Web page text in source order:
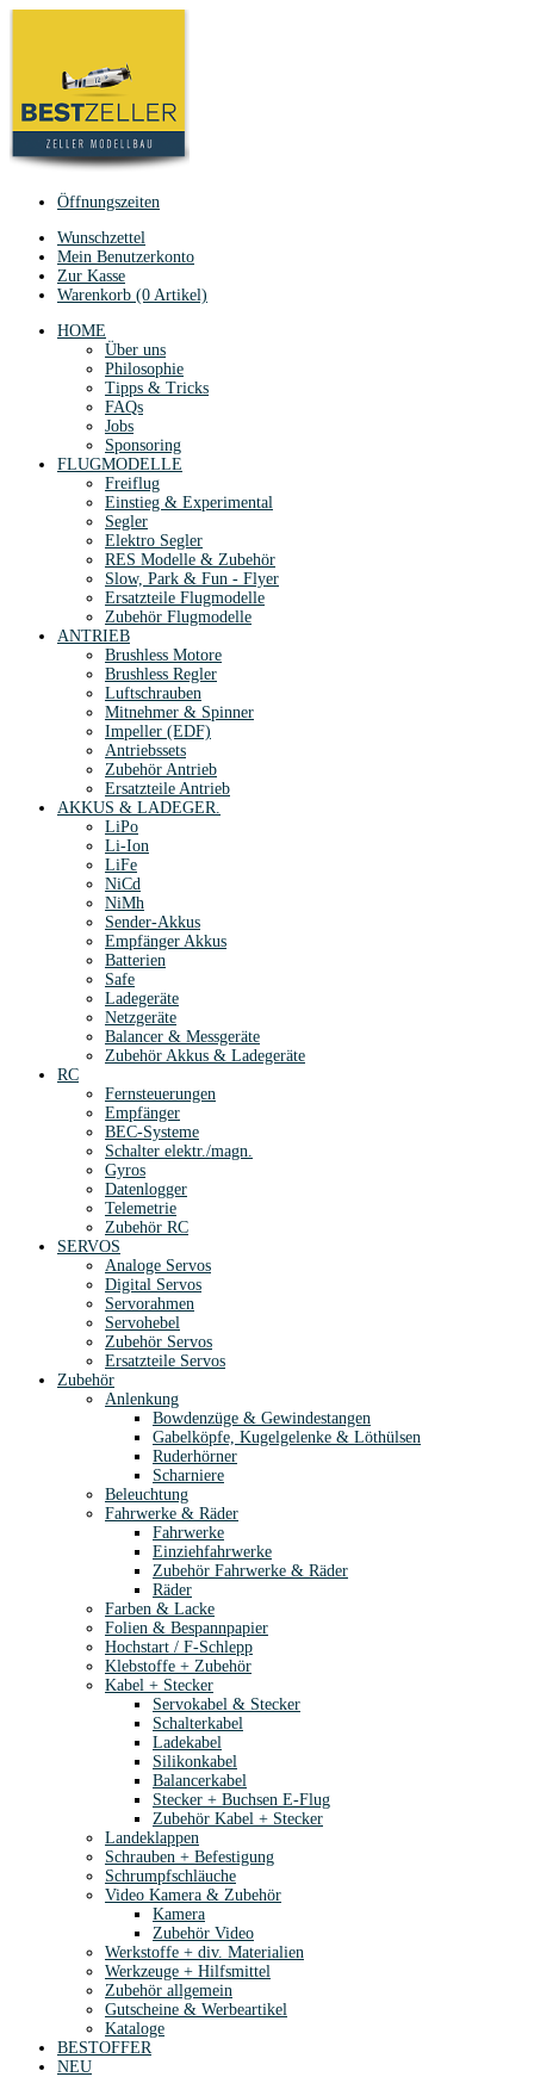
Öffnungszeiten
Wunschzettel
Mein Benutzerkonto
Zur Kasse
Warenkorb (0 Artikel)
HOME
Über uns
Philosophie
Tipps & Tricks
FAQs
Jobs
Sponsoring
FLUGMODELLE
Freiflug
Einstieg & Experimental
Segler
Elektro Segler
RES Modelle & Zubehör
Slow, Park & Fun - Flyer
Ersatzteile Flugmodelle
Zubehör Flugmodelle
ANTRIEB
Brushless Motore
Brushless Regler
Luftschrauben
Mitnehmer & Spinner
Impeller (EDF)
Antriebssets
Zubehör Antrieb
Ersatzteile Antrieb
AKKUS & LADEGER.
LiPo
Li-Ion
LiFe
NiCd
NiMh
Sender-Akkus
Empfänger Akkus
Batterien
Safe
Ladegeräte
Netzgeräte
Balancer & Messgeräte
Zubehör Akkus & Ladegeräte
RC
Fernsteuerungen
Empfänger
BEC-Systeme
Schalter elektr./magn.
Gyros
Datenlogger
Telemetrie
Zubehör RC
SERVOS
Analoge Servos
Digital Servos
Servorahmen
Servohebel
Zubehör Servos
Ersatzteile Servos
Zubehör
Anlenkung
Bowdenzüge & Gewindestangen
Gabelköpfe, Kugelgelenke & Löthülsen
Ruderhörner
Scharniere
Beleuchtung
Fahrwerke & Räder
Fahrwerke
Einziehfahrwerke
Zubehör Fahrwerke & Räder
Räder
Farben & Lacke
Folien & Bespannpapier
Hochstart / F-Schlepp
Klebstoffe + Zubehör
Kabel + Stecker
Servokabel & Stecker
Schalterkabel
Ladekabel
Silikonkabel
Balancerkabel
Stecker + Buchsen E-Flug
Zubehör Kabel + Stecker
Landeklappen
Schrauben + Befestigung
Schrumpfschläuche
Video Kamera & Zubehör
Kamera
Zubehör Video
Werkstoffe + div. Materialien
Werkzeuge + Hilfsmittel
Zubehör allgemein
Gutscheine & Werbeartikel
Kataloge
BESTOFFER
NEU